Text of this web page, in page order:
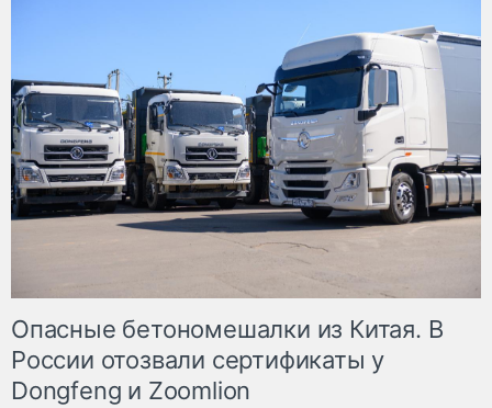
Опасные бетономешалки из Китая. В
России отозвали сертификаты у
Dongfeng и Zoomlion